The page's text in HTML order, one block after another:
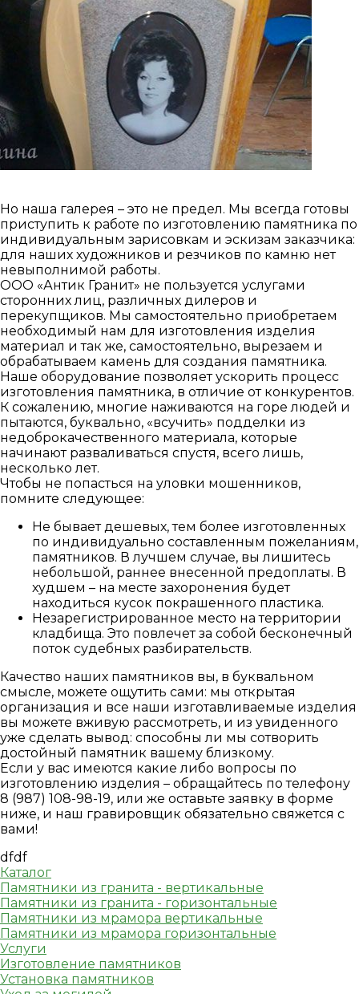
Но наша галерея – это не предел. Мы всегда готовы
приступить к работе по изготовлению памятника по
индивидуальным зарисовкам и эскизам заказчика:
для наших художников и резчиков по камню нет
невыполнимой работы.
ООО «Антик Гранит» не пользуется услугами
сторонних лиц, различных дилеров и
перекупщиков. Мы самостоятельно приобретаем
необходимый нам для изготовления изделия
материал и так же, самостоятельно, вырезаем и
обрабатываем камень для создания памятника.
Наше оборудование позволяет ускорить процесс
изготовления памятника, в отличие от конкурентов.
К сожалению, многие наживаются на горе людей и
пытаются, буквально, «всучить» подделки из
недоброкачественного материала, которые
начинают разваливаться спустя, всего лишь,
несколько лет.
Чтобы не попасться на уловки мошенников,
помните следующее:
Не бывает дешевых, тем более изготовленных
по индивидуально составленным пожеланиям,
памятников. В лучшем случае, вы лишитесь
небольшой, раннее внесенной предоплаты. В
худшем – на месте захоронения будет
находиться кусок покрашенного пластика.
Незарегистрированное место на территории
кладбища. Это повлечет за собой бесконечный
поток судебных разбирательств.
Качество наших памятников вы, в буквальном
смысле, можете ощутить сами: мы открытая
организация и все наши изготавливаемые изделия
вы можете вживую рассмотреть, и из увиденного
уже сделать вывод: способны ли мы сотворить
достойный памятник вашему близкому.
Если у вас имеются какие либо вопросы по
изготовлению изделия – обращайтесь по телефону
8 (987) 108-98-19, или же оставьте заявку в форме
ниже, и наш гравировщик обязательно свяжется с
вами!
dfdf
Каталог
Памятники из гранита - вертикальные
Памятники из гранита - горизонтальные
Памятники из мрамора вертикальные
Памятники из мрамора горизонтальные
Услуги
Изготовление памятников
Установка памятников